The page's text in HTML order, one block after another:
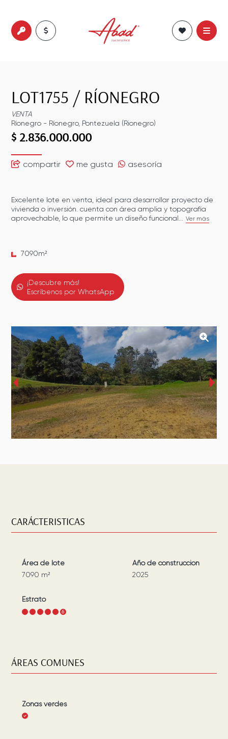
LOT1755 / RÍONEGRO
VENTA
Ríonegro - Ríonegro, Pontezuela (Rionegro)
$ 2.836.000.000
compartir me gusta asesoría
Excelente lote en venta, ideal para desarrollar proyecto de
vivienda o inversión. cuenta con área amplia y topografía
aprovechable, lo que permite un diseño funcional...
Ver más
7090m²
¡Descubre más!
Escríbenos por WhatsApp
‹ ›
CARÁCTERISTICAS
Área de lote
7090 m²
Año de construcción
2025
Estrato
4 6
ÁREAS COMUNES
Zonas verdes